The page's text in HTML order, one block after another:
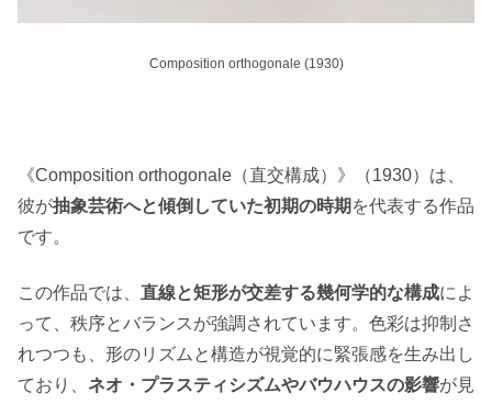
Composition orthogonale (1930)
《Composition orthogonale（直交構成）》（1930）は、
彼が抽象芸術へと傾倒していた初期の時期 を代表する作品
です。
この作品では、 直線と矩形が交差する幾何学的な構成によ
って、秩序とバランスが強調されています。色彩は抑制さ
れつつも、形のリズムと構造が視覚的に緊張感を生み出し
ており、 ネオ・プラスティシズムやバウハウスの影響が見